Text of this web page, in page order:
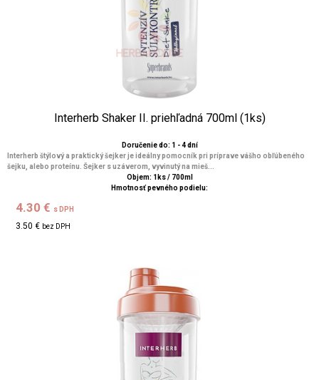
Interherb Shaker II. priehľadná 700ml (1ks)
Doručenie do: 1 - 4 dní
Interherb štýlový a praktický šejker je ideálny pomocník pri príprave vášho obľúbeného
šejku, alebo proteínu. Šejker s uzáverom, vyvinutý na mieš...
Objem: 1ks / 700ml
Hmotnosť pevného podielu:
4.30 € s DPH
3.50 € bez DPH